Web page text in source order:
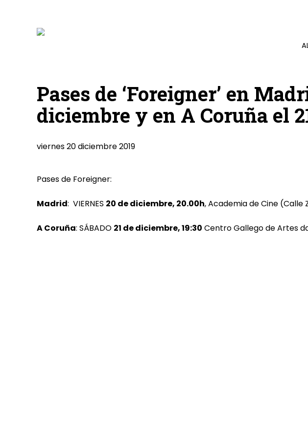
Pases de ‘Foreigner’ en
diciembre y en A Coruña el
viernes 20 diciembre 2019
Pases de Foreigner:
Madrid: VIERNES 20 de diciembre, 20.00h, Academia de Cine (Calle
A Coruña: SÁBADO 21 de diciembre, 19:30 Centro Gallego de Artes